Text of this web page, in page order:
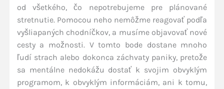
od všetkého, čo nepotrebujeme pre plánované
stretnutie. Pomocou neho nemôžme reagovať podľa
vyšliapaných chodníčkov, a musíme objavovať nové
cesty a možnosti. V tomto bode dostane mnoho
ľudí strach alebo dokonca záchvaty paniky, pretože
sa mentálne nedokážu dostať k svojim obvyklým
programom, k obvyklým informáciám, ani k tomu,